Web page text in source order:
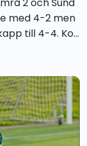
2 och Sund
med 4-2 men
till 4-4. Ko...